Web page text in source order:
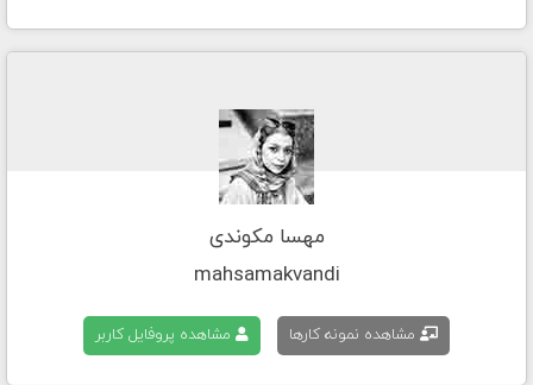
مهسا مکوندی
mahsamakvandi
مشاهده نمونه کارها مشاهده پروفایل کاربر